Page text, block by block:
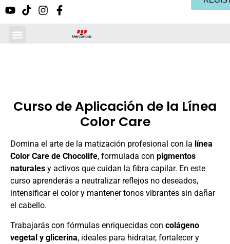
Curso de Aplicación de la Línea
Color Care
Domina el arte de la matización profesional con la línea
Color Care de Chocolife, formulada con pigmentos
naturales y activos que cuidan la fibra capilar. En este
curso aprenderás a neutralizar reflejos no deseados,
intensificar el color y mantener tonos vibrantes sin dañar
el cabello.
Trabajarás con fórmulas enriquecidas con colágeno
vegetal y glicerina, ideales para hidratar, fortalecer y